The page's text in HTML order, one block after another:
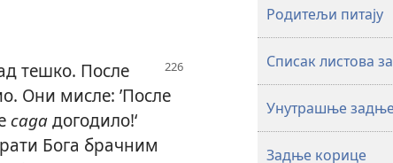
тешко. После
Они мисле: ’После
сададогодило!‘
Бога брачним
Родитељи питају
Списак листова
Унутрашње
Задње корице